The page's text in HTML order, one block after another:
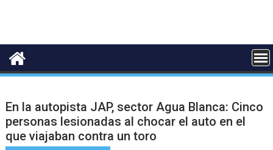
En la autopista JAP, sector Agua Blanca: Cinco
personas lesionadas al chocar el auto en el
que viajaban contra un toro